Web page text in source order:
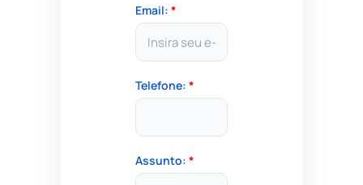
Email: *
Telefone: *
Assunto: *